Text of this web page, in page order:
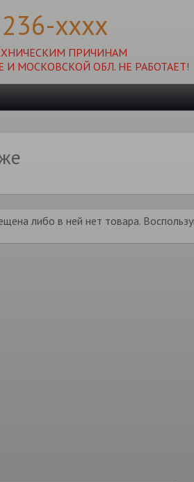
xxxx
ПРИЧИНАМ
МОСКОВСКОЙ ОБЛ. НЕ РАБОТАЕТ!
либо в ней нет товара.